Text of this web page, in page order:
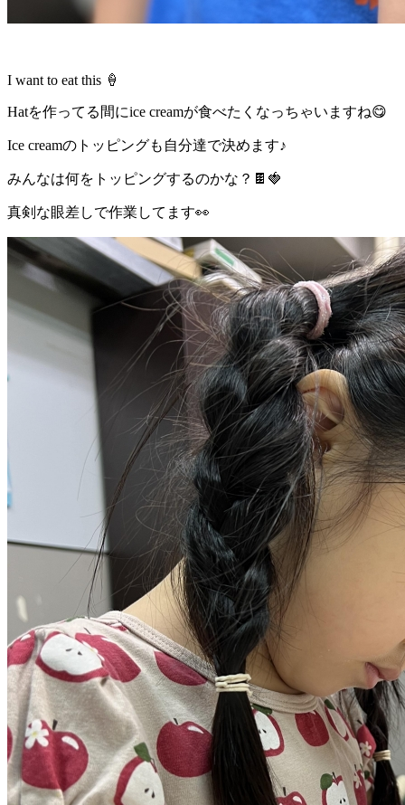
I want to eat this 🍦
Hatを作ってる間にice creamが食べたくなっちゃいますね😋
Ice creamのトッピングも自分達で決めます♪
みんなは何をトッピングするのかな？🍫🍓
真剣な眼差しで作業してます👀